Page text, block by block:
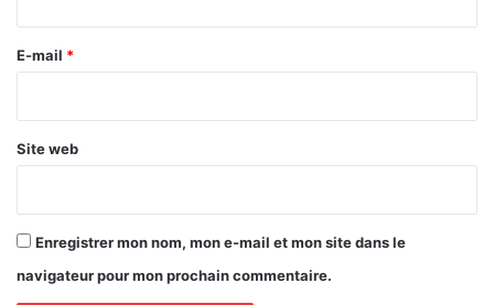
e
E-mail *
Site web
Enregistrer mon nom, mon e-mail et mon site dans le
navigateur pour mon prochain commentaire.